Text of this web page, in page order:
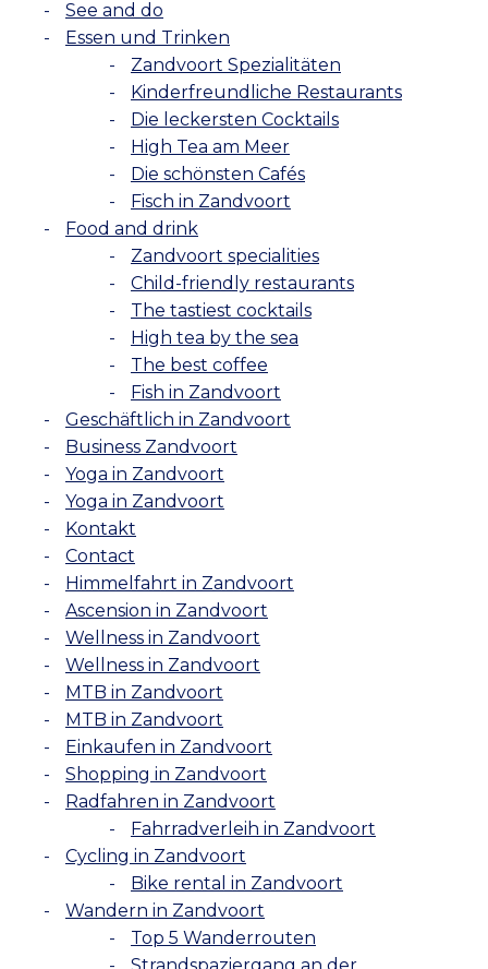
See and do
Essen und Trinken
Zandvoort Spezialitäten
Kinderfreundliche Restaurants
Die leckersten Cocktails
High Tea am Meer
Die schönsten Cafés
Fisch in Zandvoort
Food and drink
Zandvoort specialities
Child-friendly restaurants
The tastiest cocktails
High tea by the sea
The best coffee
Fish in Zandvoort
Geschäftlich in Zandvoort
Business Zandvoort
Yoga in Zandvoort
Yoga in Zandvoort
Kontakt
Contact
Himmelfahrt in Zandvoort
Ascension in Zandvoort
Wellness in Zandvoort
Wellness in Zandvoort
MTB in Zandvoort
MTB in Zandvoort
Einkaufen in Zandvoort
Shopping in Zandvoort
Radfahren in Zandvoort
Fahrradverleih in Zandvoort
Cycling in Zandvoort
Bike rental in Zandvoort
Wandern in Zandvoort
Top 5 Wanderrouten